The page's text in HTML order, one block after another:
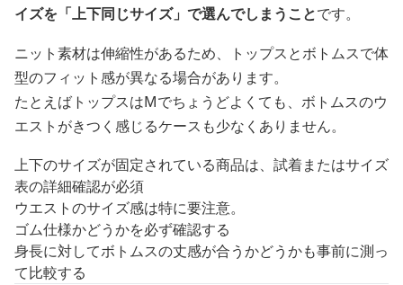
イズを「上下同じサイズ」で選んでしまうことです。
ニット素材は伸縮性があるため、トップスとボトムスで体
型のフィット感が異なる場合があります。
たとえばトップスはMでちょうどよくても、ボトムスのウ
エストがきつく感じるケースも少なくありません。
上下のサイズが固定されている商品は、試着またはサイズ
表の詳細確認が必須
ウエストのサイズ感は特に要注意。
ゴム仕様かどうかを必ず確認する
身長に対してボトムスの丈感が合うかどうかも事前に測っ
て比較する